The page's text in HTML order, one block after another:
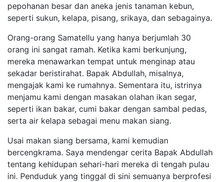
pepohanan besar dan aneka jenis tanaman kebun,
seperti sukun, kelapa, pisang, srikaya, dan sebagainya.
Orang-orang Samatellu yang hanya berjumlah 30
orang ini sangat ramah. Ketika kami berkunjung,
mereka menawarkan tempat untuk menginap atau
sekadar beristirahat. Bapak Abdullah, misalnya,
mengajak kami ke rumahnya. Sementara itu, istrinya
menjamu kami dengan masakan olahan ikan segar,
seperti ikan bakar, cumi bakar dengan sambal pedas,
serta air kelapa sebagai menu makan siang.
Usai makan siang bersama, kami kemudian
bercengkrama. Saya mendengar cerita Bapak Abdullah
tentang kehidupan sehari-hari mereka di tengah pulau
ini. Penduduk yang tinggal di sini semuanya berprofesi